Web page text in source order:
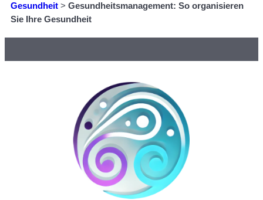
Gesundheit > Gesundheitsmanagement: So organisieren
Sie Ihre Gesundheit